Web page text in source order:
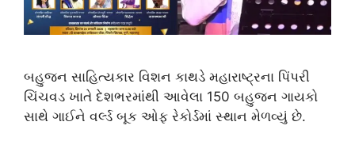
બહુજન સાહિત્યકાર વિશન કાથડે મહારાષ્ટ્રના પિંપરી
ચિંચવડ ખાતે દેશભરમાંથી આવેલા 150 બહુજન ગાયકો
સાથે ગાઈને વર્લ્ડ બૂક ઓફ રેકોર્ડમાં સ્થાન મેળવ્યું છે.